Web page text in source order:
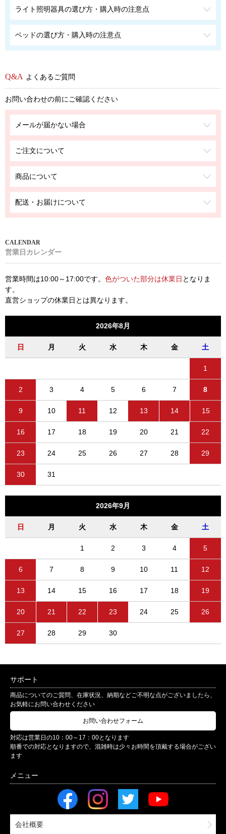
ライト照明器具の選び方・購入時の注意点
ベッドの選び方・購入時の注意点
よくあるご質問
お問い合わせの前にご確認ください
メールが届かない場合
ご注文について
商品について
配送・お届けについて
営業日カレンダー
営業時間は10:00～17:00です。 色がついた部分は休業日 となりま
す。
直営ショップの休業日とは異なります。
2026年8月
日 月 火 水 木 金 土
1
2 3 4 5 6 7 8
9 10 11 12 13 14 15
16 17 18 19 20 21 22
23 24 25 26 27 28 29
30 31
2026年9月
日 月 火 水 木 金 土
1 2 3 4 5
6 7 8 9 10 11 12
13 14 15 16 17 18 19
20 21 22 23 24 25 26
27 28 29 30
サポート
商品についてのご質問、在庫状況、納期などご不明な点がございましたら、
お気軽にお問い合わせください
お問い合わせフォーム
対応は営業日の10：00～17：00となります
順番での対応となりますので、混雑時は少々お時間を頂戴する場合がござい
ます
会社概要